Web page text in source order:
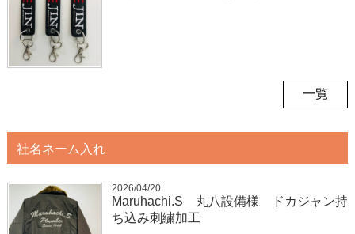
一覧
社名ネーム入れ
2026/04/20
Maruhachi.S 丸八設備様 ドカジャン持
ち込み刺繍加工